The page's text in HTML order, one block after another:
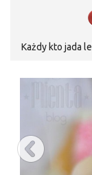
Każdy kto jada
temperatura za
ochotę na
sorbet
trochę się
wiosennym,
Użyłam
zawierają